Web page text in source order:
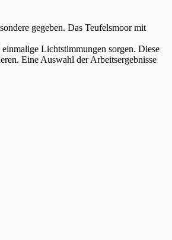
gegeben. Das Teufelsmoor mit
Lichtstimmungen sorgen. Diese
Eine Auswahl der Arbeitsergebnisse